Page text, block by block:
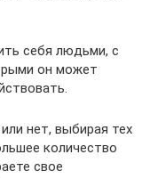
себя людьми, с
он может
нет, выбирая тех
количество
свое